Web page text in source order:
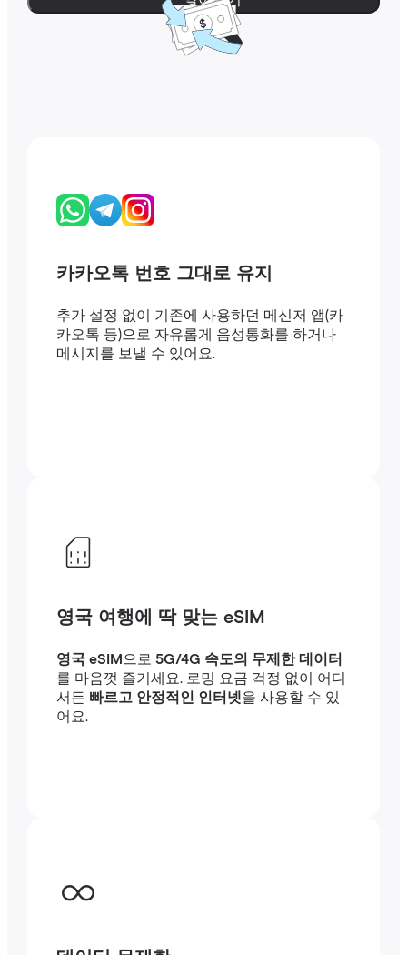
카카오톡 번호 그대로 유지
추가 설정 없이 기존에 사용하던 메신저 앱(카
카오톡 등)으로 자유롭게 음성통화를 하거나
메시지를 보낼 수 있어요.
영국 여행에 딱 맞는 eSIM
영국 eSIM 으로 5G/4G 속도의 무제한 데이터
를 마음껏 즐기세요. 로밍 요금 걱정 없이 어디
서든 빠르고 안정적인 인터넷을 사용할 수 있
어요.